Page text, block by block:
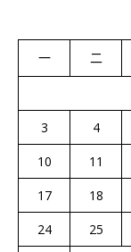
一 二
3
4
10
11
17
18
24
25